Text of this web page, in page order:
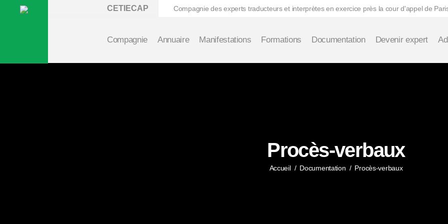
CETIECAP Compagnie des experts traducteurs et interprètes en exercice près la cour d'appel de
Compagnie Annuaire Manifestations Formations Documentation Devenir expert
Procès-verbaux
Accueil / Documentation / Procès-verbaux